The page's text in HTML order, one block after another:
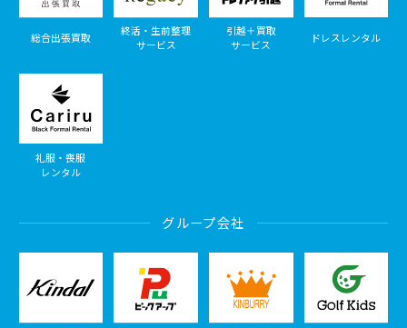
総合出張買取
終活・生前整理
サービス
引越＋買取
サービス
ドレスレンタル
礼服・喪服
レンタル
グループ会社